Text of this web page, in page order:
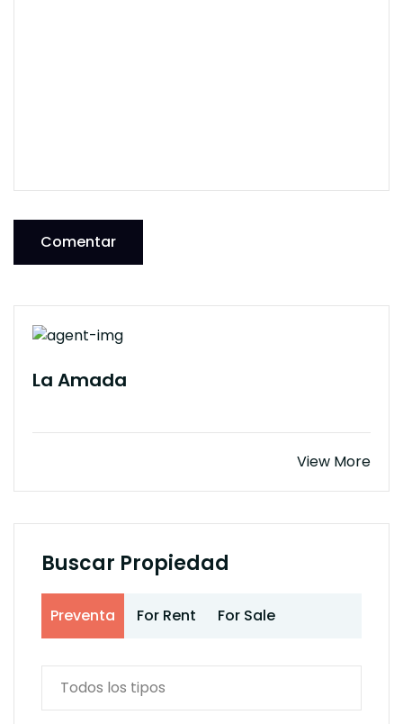
Comentar
La Amada
View More
Buscar Propiedad
Preventa For Rent For Sale